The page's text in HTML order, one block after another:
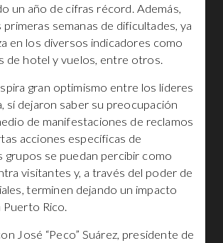
un año de cifras récord. Además,
primeras semanas de dificultades, ya
en los diversos indicadores como
de hotel y vuelos, entre otros.
gran optimismo entre los líderes
sí dejaron saber su preocupación
de manifestaciones de reclamos
acciones específicas de
grupos se puedan percibir como
visitantes y, a través del poder de
terminen dejando un impacto
Puerto Rico.
José “Peco” Suárez, presidente de